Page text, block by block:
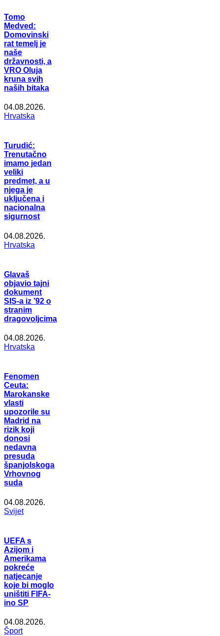
Tomo
Medved:
Domovinski
rat temelj je
naše
državnosti, a
VRO Oluja
kruna svih
naših bitaka
04.08.2026.
Hrvatska
Turudić:
Trenutačno
imamo jedan
veliki
predmet, a u
njega je
uključena i
nacionalna
sigurnost
04.08.2026.
Hrvatska
Glavaš
objavio tajni
dokument
SIS-a iz ’92 o
stranim
dragovoljcima
04.08.2026.
Hrvatska
Fenomen
Ceuta:
Marokanske
vlasti
upozorile su
Madrid na
rizik koji
donosi
nedavna
presuda
španjolskoga
Vrhovnog
suda
04.08.2026.
Svijet
UEFA s
Azijom i
Amerikama
pokreće
natjecanje
koje bi moglo
uništiti FIFA-
ino SP
04.08.2026.
Šport